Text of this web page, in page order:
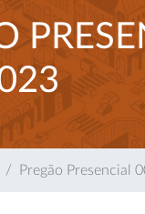
Pregão Presencial